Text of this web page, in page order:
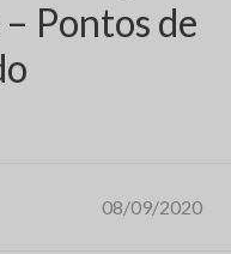
Pontos de
08/09/2020